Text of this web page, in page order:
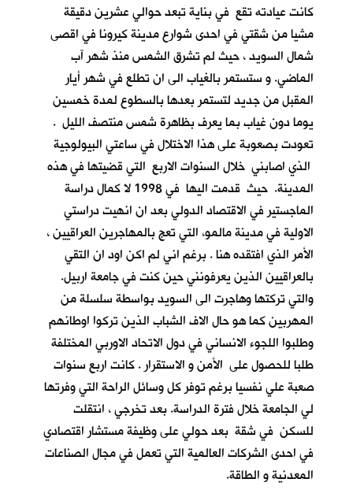
كانت عيادته تقع في بناية تبعد حوالي عشرين دقيقة
مشيا من شقتي في احدى شوارع مدينة كيرونا في اقصى
شمال السويد ، حيث لم تشرق الشمس منذ شهر آب
الماضي. و ستستمر بالغياب الى ان تطلع في شهر أيار
المقبل من جديد لتستمر بعدها بالسطوع لمدة خمسين
يوما دون غياب بما يعرف بظاهرة شمس منتصف الليل .
تعودت بصعوبة على هذا الاختلال في ساعتي البيولوجية
الذي اصابني خلال السنوات الاربع التي قضيتها في هذه
المدينة. حيث قدمت اليها في 1998 لا كمال دراسة
الماجستير في الاقتصاد الدولي بعد ان انهيت دراستي
الاولية في مدينة مالمو، التي تعج بالمهاجرين العراقيين ،
الأمر الذي افتقده هنا . برغم اني لم اكن اود ان التقي
بالعراقيين الذين يعرفونني حين كنت في جامعة اربيل.
والتي تركتها وهاجرت الى السويد بواسطة سلسلة من
المهربين كما هو حال الاف الشباب الذين تركوا اوطانهم
وطلبوا اللجوء الانساني في دول الاتحاد الاوربي المختلفة
طلبا للحصول على الأمن و الاستقرار . كانت اربع سنوات
صعبة علي نفسيا برغم توفر كل وسائل الراحة التي وفرتها
لي الجامعة خلال فترة الدراسة. بعد تخرجي ، انتقلت
للسكن في شقة بعد حولي على وظيفة مستشار اقتصادي
في احدى الشركات العالمية التي تعمل في مجال الصناعات
المعدنية و الطاقة.